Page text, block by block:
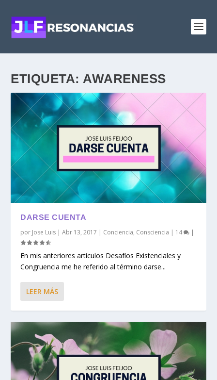
ETIQUETA:AWARENESS
DARSE CUENTA
por Jose Luis |Abr 13, 2017 | Conciencia, Consciencia | 14 |
En mis anteriores artículos Desafíos Existenciales y
Congruencia me he referido al término darse...
LEER MÁS